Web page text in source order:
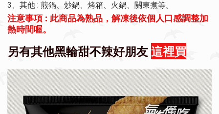
3、其他 : 煎鍋、炒鍋、烤箱、火鍋、關東煮等。
注意事項 : 此商品為熟品，解凍後依個人口感調整加
熱時間喔。
另有其他黑輪甜不辣好朋友這裡買